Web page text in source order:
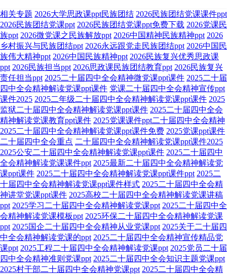
相关专题 2026大学思政课ppt民族团结 2026民族团结党课课件ppt
2026民族团结党课ppt 2026民族团结党课ppt免费下载 2026党课民
族ppt 2026微党课之民族解放ppt 2026中国精神民族精神ppt 2026
乡村振兴与民族团结ppt 2026永远跟党走民族团结ppt 2026中国民
族伟大精神ppt 2026中国民族精神ppt 2026民族复兴优秀思政课
ppt 2026民族担当ppt 2026思政课民族团结教育ppt 2026民族复兴
责任担当ppt 2025二十届四中全会精神微党课ppt课件 2025二十届
四中全会精神解读党课ppt课件 党课二十届四中全会精神宣传ppt
课件2025 2025二年级二十届四中全会精神解读党课ppt课件 2025
监狱二十届四中全会精神解读党课ppt课件 2025二十届四中全会
精神解读党课教育ppt课件 2025党课课件ppt二十届四中全会精神
2025二十届四中全会精神解读党课ppt课件免费 2025党课ppt课件
二十届四中全会重点 二十届四中全会精神解读党课ppt课件2025
2025公安二十届四中全会精神解读党课ppt课件 2025二十届四中
全会精神解读党课课件ppt 2025最新二十届四中全会精神解读党
课ppt课件 2025二十届四中全会精神解读党课ppt课件ppt 2025二
十届四中全会精神解读党课ppt课件样式 2025二十届四中全会精
神讲堂党课ppt课件 2025高校二十届四中全会精神解读党课讲稿
ppt 2025学习二十届四中全会精神解读党课ppt 2025二十届四中全
会精神解读党课模板ppt 2025环保二十届四中全会精神解读党课
ppt 2025国企二十届四中全会精神从业党课ppt 2025关于二十届四
中全会精神解读党课的ppt 2025二十届四中全会精神宣传精品党
课ppt 2025工程二十届四中全会精神解读党课ppt 2025党员二十届
四中全会精神准则党课ppt 2025二十届四中全会知识主题党课ppt
2025村干部二十届四中全会精神党课ppt 2025二十届四中全会精